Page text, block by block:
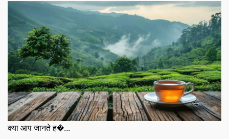
क्या आप जानते ह�...